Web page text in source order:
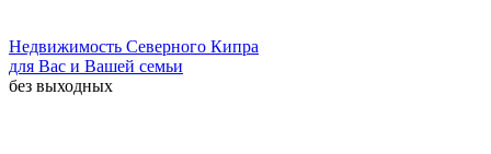
Недвижимость Северного Кипра
для Вас и Вашей семьи
без выходных